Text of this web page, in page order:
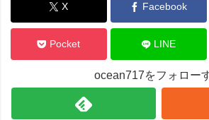
X Facebook
Pocket LINE
ocean717をフォロー